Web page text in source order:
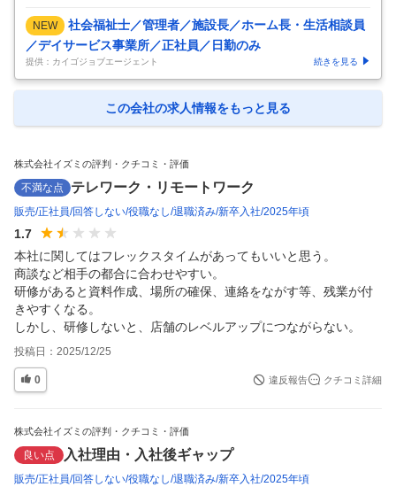
NEW
社会福祉士／管理者／施設長／ホーム長・生活相談員
／デイサービス事業所／正社員／日勤のみ
提供：カイゴジョブエージェント 続きを見る
この会社の求人情報をもっと見る
株式会社イズミの評判・クチコミ・評価
不満な点 テレワーク・リモートワーク
販売 正社員 回答しない 役職なし 退職済み 新卒入社 2025年頃
1.7
本社に関してはフレックスタイムがあってもいいと思う。
商談など相手の都合に合わせやすい。
研修があると資料作成、場所の確保、連絡をながす等、残業が付
きやすくなる。
しかし、研修しないと、店舗のレベルアップにつながらない。
投稿日： 2025/12/25
0 違反報告 クチコミ詳細
株式会社イズミの評判・クチコミ・評価
良い点 入社理由・入社後ギャップ
販売 正社員 回答しない 役職なし 退職済み 新卒入社 2025年頃